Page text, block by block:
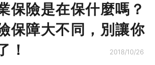
保險是在保什麼嗎？
保障大不同，別讓你
！
2018/10/26